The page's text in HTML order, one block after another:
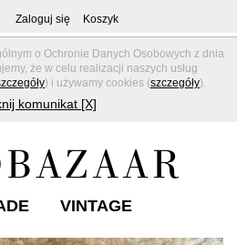
o Ochronie Danych Osobowych z dnia
że w celu realizacji naszych usług
) i używamy cookies (szczegóły).
komunikat [X]
Zaloguj się Koszyk
VINTAGE